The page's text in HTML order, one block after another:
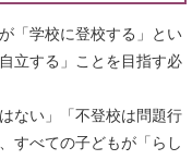
「学校に登校する」とい
立する」ことを目指す必
ない」「不登校は問題行
すべての子どもが「らし